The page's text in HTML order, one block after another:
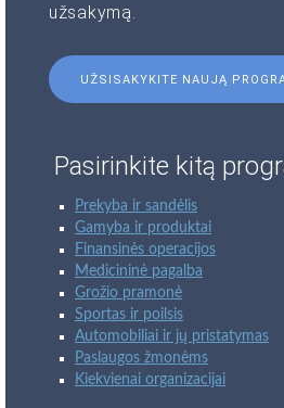
užsakymą.
UŽSISAKYKITE NAUJĄ
Pasirinkite kitą
Prekyba ir sandėlis
Gamyba ir produktai
Finansinės operacijos
Medicininė pagalba
Grožio pramonė
Sportas ir poilsis
Automobiliai ir jų pristatymas
Paslaugos žmonėms
Kiekvienai organizacijai